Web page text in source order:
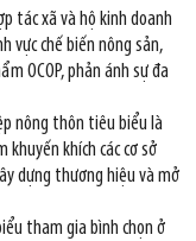
tác xã và hộ kinh doanh
vực chế biến nông sản,
OCOP, phản ánh sự đa
nông thôn tiêu biểu là
khuyến khích các cơ sở
dựng thương hiệu và mở
tham gia bình chọn ở